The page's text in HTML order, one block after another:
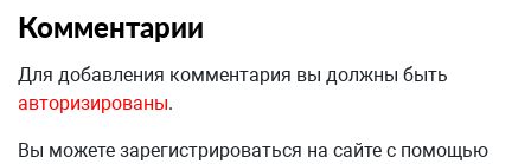
Комментарии
Для добавления комментария вы должны быть
авторизированы.
Вы можете зарегистрироваться на сайте с помощью